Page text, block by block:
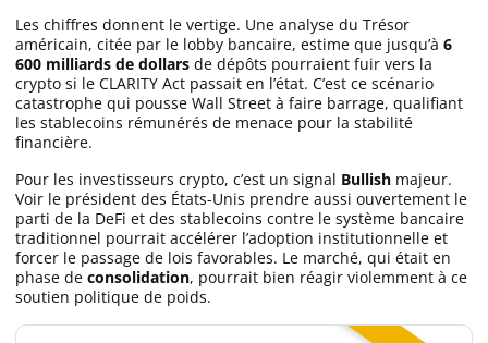
Les chiffres donnent le vertige. Une analyse du Trésor
américain, citée par le lobby bancaire, estime que jusqu’à 6
600 milliards de dollars de dépôts pourraient fuir vers la
crypto si le CLARITY Act passait en l’état. C’est ce scénario
catastrophe qui pousse Wall Street à faire barrage, qualifiant
les stablecoins rémunérés de menace pour la stabilité
financière.
Pour les investisseurs crypto, c’est un signal Bullish majeur.
Voir le président des États-Unis prendre aussi ouvertement le
parti de la DeFi et des stablecoins contre le système bancaire
traditionnel pourrait accélérer l’adoption institutionnelle et
forcer le passage de lois favorables. Le marché, qui était en
phase de consolidation, pourrait bien réagir violemment à ce
soutien politique de poids.